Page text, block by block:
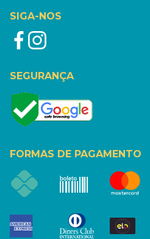
SIGA-NOS
SEGURANÇA
FORMAS DE PAGAMENTO